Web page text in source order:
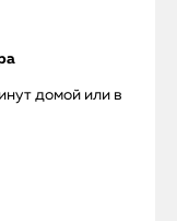
домой или в